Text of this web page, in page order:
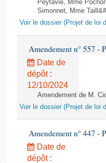
Peytavie, Mme
Simonnet, Mme
Voir le dossier (Projet de loi
Amendement n° 557 -
Date de
dépôt :
12/10/2024
Amendement de M.
Voir le dossier (Projet de loi
Amendement n° 447 -
Date de
dépôt :